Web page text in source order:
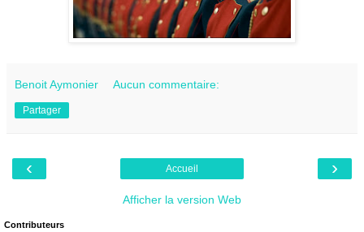
Benoit Aymonier Aucun commentaire:
Partager
‹ ›
Accueil
Afficher la version Web
Contributeurs